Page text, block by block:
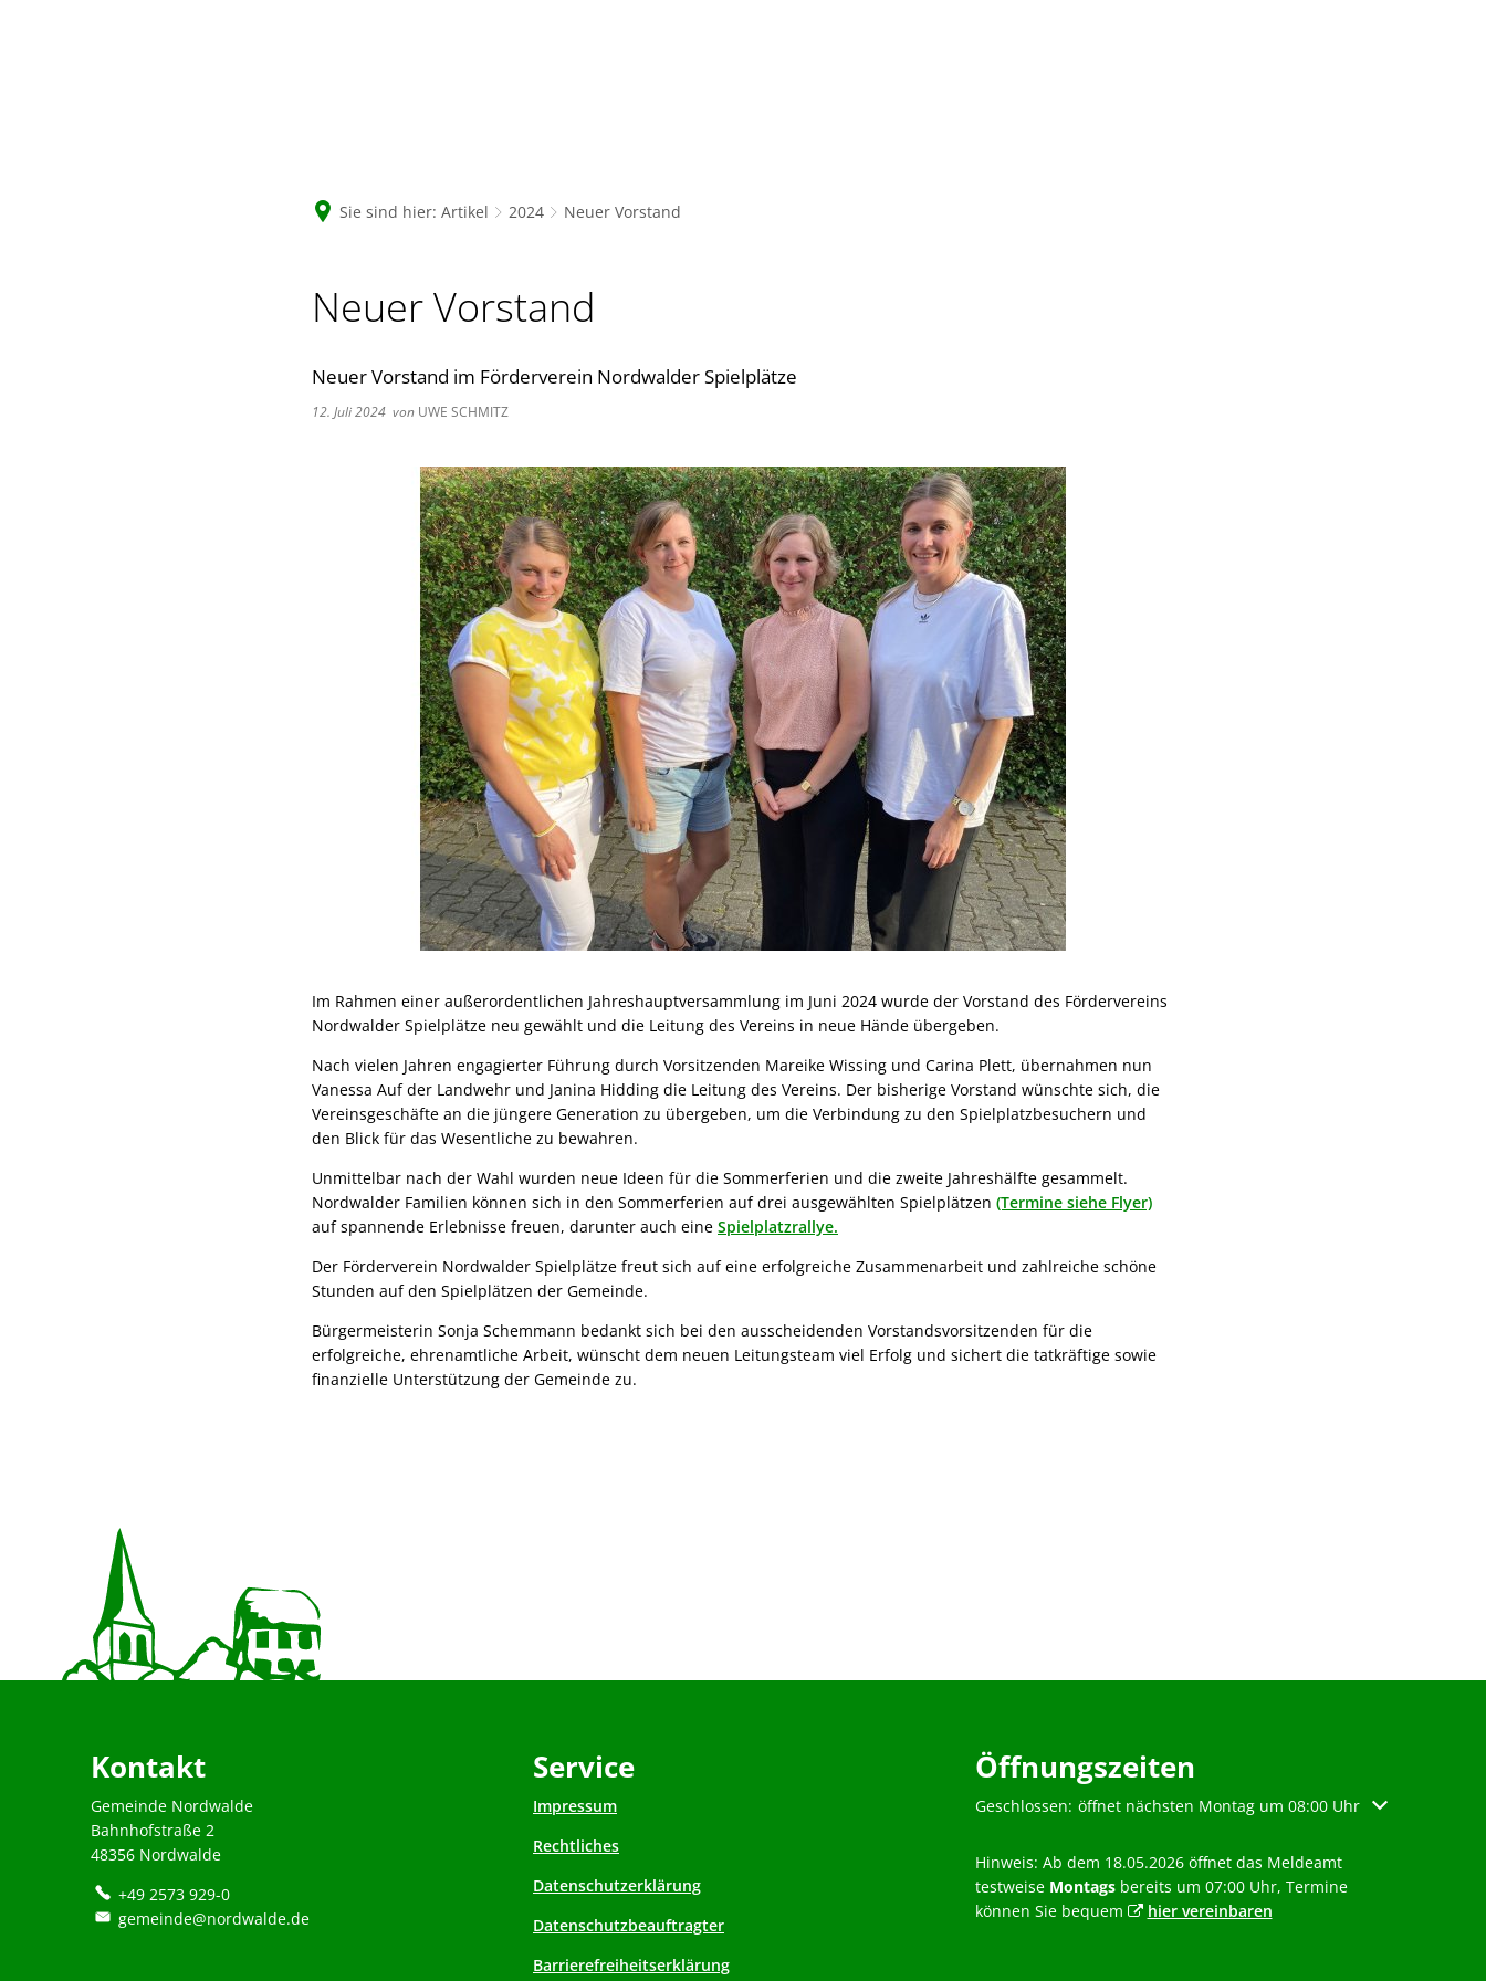
Sie sind hier: Artikel 2024 Neuer Vorstand
Neuer Vorstand
Neuer Vorstand im Förderverein Nordwalder Spielplätze
12. Juli 2024 von UWE SCHMITZ
Im Rahmen einer außerordentlichen Jahreshauptversammlung im Juni 2024 wurde der Vorstand des Fördervereins
Nordwalder Spielplätze neu gewählt und die Leitung des Vereins in neue Hände übergeben.
Nach vielen Jahren engagierter Führung durch Vorsitzenden Mareike Wissing und Carina Plett, übernahmen nun
Vanessa Auf der Landwehr und Janina Hidding die Leitung des Vereins. Der bisherige Vorstand wünschte sich, die
Vereinsgeschäfte an die jüngere Generation zu übergeben, um die Verbindung zu den Spielplatzbesuchern und
den Blick für das Wesentliche zu bewahren.
Unmittelbar nach der Wahl wurden neue Ideen für die Sommerferien und die zweite Jahreshälfte gesammelt.
Nordwalder Familien können sich in den Sommerferien auf drei ausgewählten Spielplätzen (Termine siehe Flyer)
auf spannende Erlebnisse freuen, darunter auch eine Spielplatzrallye.
Der Förderverein Nordwalder Spielplätze freut sich auf eine erfolgreiche Zusammenarbeit und zahlreiche schöne
Stunden auf den Spielplätzen der Gemeinde.
Bürgermeisterin Sonja Schemmann bedankt sich bei den ausscheidenden Vorstandsvorsitzenden für die
erfolgreiche, ehrenamtliche Arbeit, wünscht dem neuen Leitungsteam viel Erfolg und sichert die tatkräftige sowie
finanzielle Unterstützung der Gemeinde zu.
Kontakt
Gemeinde Nordwalde
Bahnhofstraße 2
48356 Nordwalde
+49 2573 929-0
gemeinde@nordwalde.de
Service
Impressum
Rechtliches
Datenschutzerklärung
Datenschutzbeauftragter
Barrierefreiheitserklärung
Öffnungszeiten
Klicken, um weitere Öffnungs- oder Schließzeiten auszublenden
Geschlossen: öffnet nächsten Montag um 08:00 Uhr
Hinweis: Ab dem 18.05.2026 öffnet das Meldeamt
testweise Montags bereits um 07:00 Uhr, Termine
können Sie bequem
hier vereinbaren